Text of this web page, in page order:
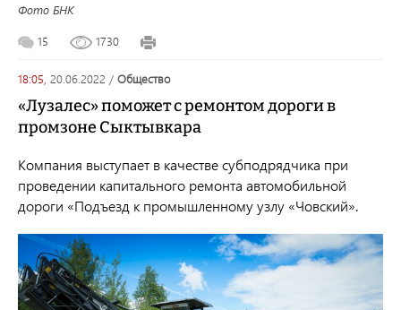
Фото БНК
15 1730
18:05, 20.06.2022 / общество
«Лузалес» поможет с ремонтом дороги в
промзоне Сыктывкара
Компания выступает в качестве субподрядчика при
проведении капитального ремонта автомобильной
дороги «Подъезд к промышленному узлу «Човский».